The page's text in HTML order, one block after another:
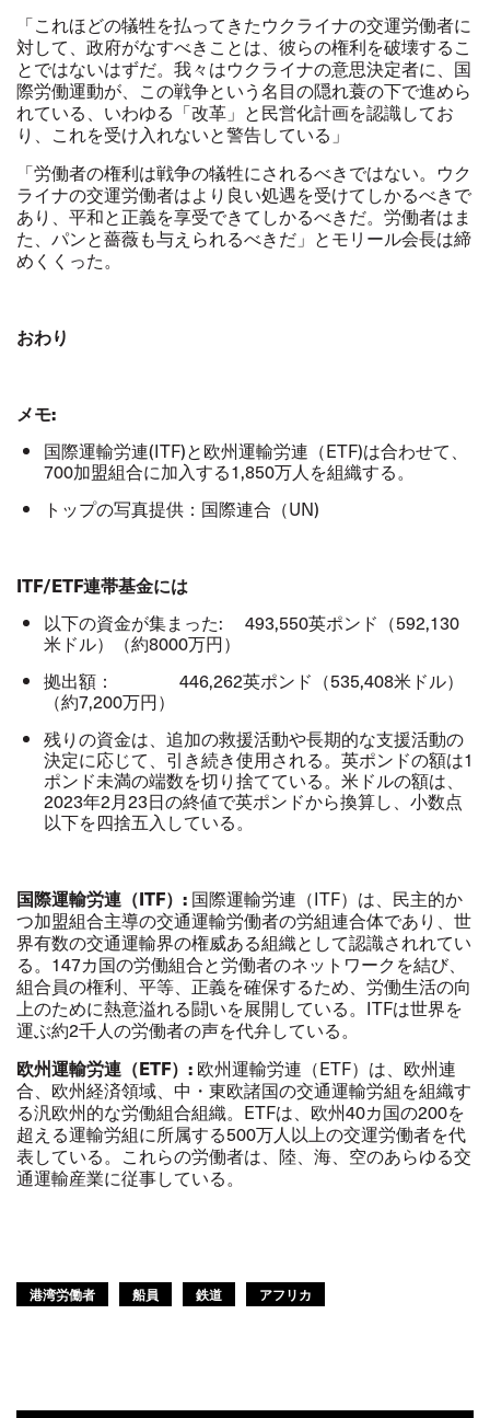
「これほどの犠牲を払ってきたウクライナの交運労働者に
対して、政府がなすべきことは、彼らの権利を破壊するこ
とではないはずだ。我々はウクライナの意思決定者に、国
際労働運動が、この戦争という名目の隠れ蓑の下で進めら
れている、いわゆる「改革」と民営化計画を認識してお
り、これを受け入れないと警告している」
「労働者の権利は戦争の犠牲にされるべきではない。ウク
ライナの交運労働者はより良い処遇を受けてしかるべきで
あり、平和と正義を享受できてしかるべきだ。労働者はま
た、パンと薔薇も与えられるべきだ」とモリール会長は締
めくくった。
おわり
メモ:
国際運輸労連(ITF)と欧州運輸労連（ETF)は合わせて、
700加盟組合に加入する1,850万人を組織する。
トップの写真提供：国際連合（UN)
ITF/ETF連帯基金には
以下の資金が集まった: 493,550英ポンド（592,130
米ドル）（約8000万円）
拠出額： 446,262英ポンド（535,408米ドル）
（約7,200万円）
残りの資金は、追加の救援活動や長期的な支援活動の
決定に応じて、引き続き使用される。英ポンドの額は1
ポンド未満の端数を切り捨てている。米ドルの額は、
2023年2月23日の終値で英ポンドから換算し、小数点
以下を四捨五入している。
国際運輸労連（ITF） : 国際運輸労連（ITF）は、民主的か
つ加盟組合主導の交通運輸労働者の労組連合体であり、世
界有数の交通運輸界の権威ある組織として認識されれてい
る。147カ国の労働組合と労働者のネットワークを結び、
組合員の権利、平等、正義を確保するため、労働生活の向
上のために熱意溢れる闘いを展開している。ITFは世界を
運ぶ約2千人の労働者の声を代弁している。
欧州運輸労連（ETF）: 欧州運輸労連（ETF）は、欧州連
合、欧州経済領域、中・東欧諸国の交通運輸労組を組織す
る汎欧州的な労働組合組織。ETFは、欧州40カ国の200を
超える運輸労組に所属する500万人以上の交運労働者を代
表している。これらの労働者は、陸、海、空のあらゆる交
通運輸産業に従事している。
港湾労働者 船員 鉄道 アフリカ